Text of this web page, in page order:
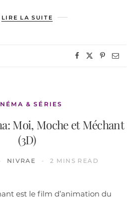
LIRE LA SUITE
& SÉRIES
Moi, Moche et Méchant
(3D)
NIVRAE 2 MINS READ
est le film d’animation du